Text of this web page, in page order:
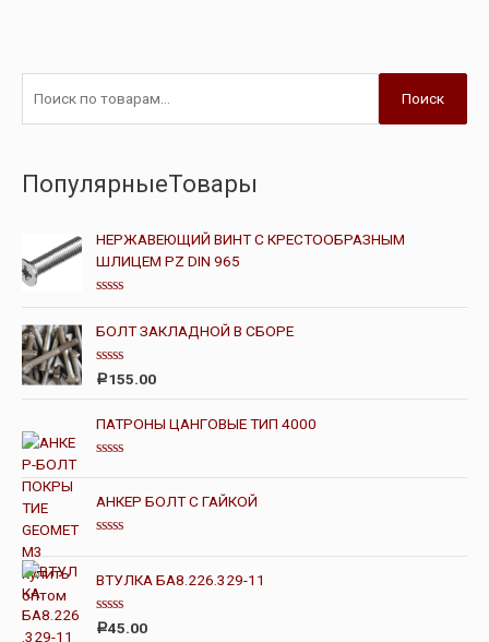
Поиск
ПопулярныеТовары
НЕРЖАВЕЮЩИЙ ВИНТ С КРЕСТООБРАЗНЫМ
ШЛИЦЕМ PZ DIN 965
О
е
н
к
а
з
5
БОЛТ ЗАКЛАДНОЙ В СБОРЕ
О
е
н
к
а
и
5
Р155.00
ПАТРОНЫ ЦАНГОВЫЕ ТИП 4000
ц
е
н
к
0
з
5
АНКЕР БОЛТ С ГАЙКОЙ
ц
е
н
к
а
0
ВТУЛКА БА8.226.329-11
О
Р45.00